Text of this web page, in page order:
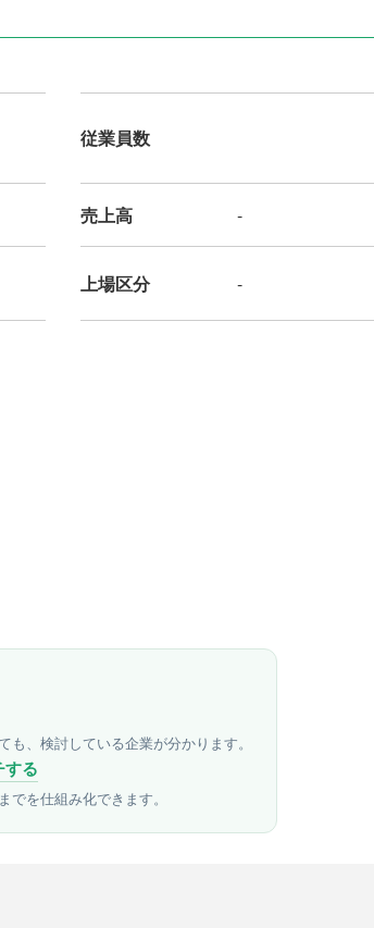
従業員数
売上高 -
上場区分 -
、検討している企業が分かります。
する
を仕組み化できます。